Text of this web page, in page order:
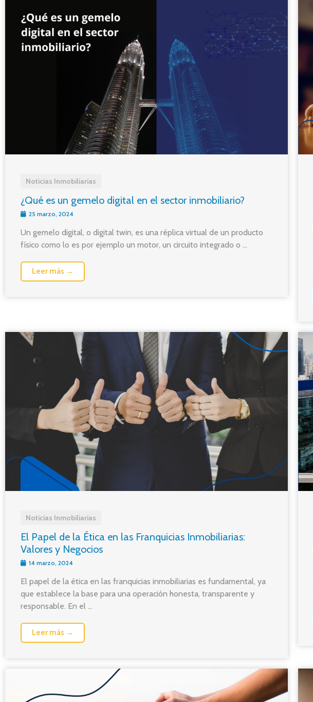
Noticias Inmobiliarias
¿Qué es un gemelo digital en el sector inmobiliario?
25 marzo, 2024
Un gemelo digital, o digital twin, es una réplica virtual de un producto
físico como lo es por ejemplo un motor, un circuito integrado o ...
Leer más →
Noticias Inmobiliarias
El Papel de la Ética en las Franquicias Inmobiliarias:
Valores y Negocios
14 marzo, 2024
El papel de la ética en las franquicias inmobiliarias es fundamental, ya
que establece la base para una operación honesta, transparente y
responsable. En el ...
Leer más →